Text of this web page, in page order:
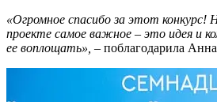
«Огромное спасибо за этот конкурс!
проекте самое важное – это идея и
ее воплощать», – поблагодарила